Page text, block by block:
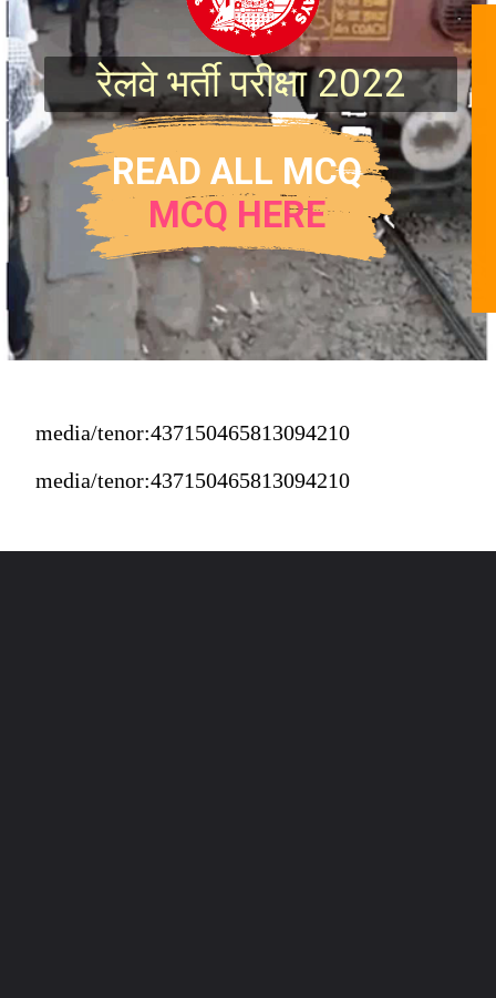
रेलवे भर्ती परीक्षा 2022
READ ALL MCQ
MCQ HERE
media/tenor:437150465813094210
media/tenor:437150465813094210